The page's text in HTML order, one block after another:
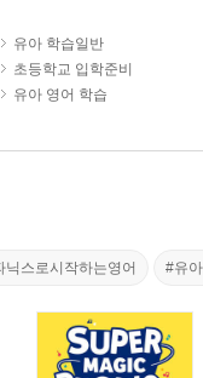
유아 학습일반
초등학교 입학준비
유아 영어 학습
닉스로시작하는영어 #유